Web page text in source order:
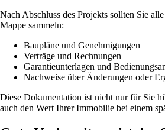
Nach Abschluss des Projekts sollten Sie
Mappe sammeln:
Baupläne und Genehmigungen
Verträge und Rechnungen
Garantieunterlagen und
Nachweise über Änderungen oder
Diese Dokumentation ist nicht nur für Sie
auch den Wert Ihrer Immobilie bei einem